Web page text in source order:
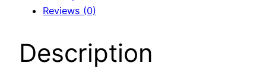
Reviews (0)
Description